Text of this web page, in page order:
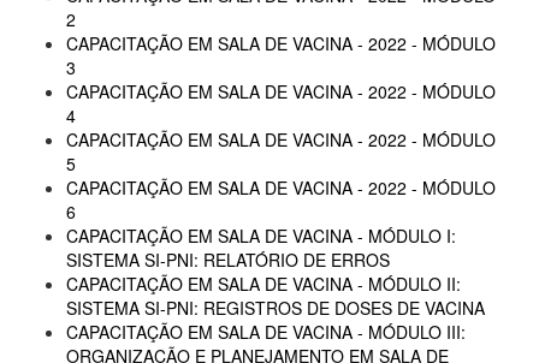
2
CAPACITAÇÃO EM SALA DE VACINA - 2022 - MÓDULO
3
CAPACITAÇÃO EM SALA DE VACINA - 2022 - MÓDULO
4
CAPACITAÇÃO EM SALA DE VACINA - 2022 - MÓDULO
5
CAPACITAÇÃO EM SALA DE VACINA - 2022 - MÓDULO
6
CAPACITAÇÃO EM SALA DE VACINA - MÓDULO I:
SISTEMA SI-PNI: RELATÓRIO DE ERROS
CAPACITAÇÃO EM SALA DE VACINA - MÓDULO II:
SISTEMA SI-PNI: REGISTROS DE DOSES DE VACINA
CAPACITAÇÃO EM SALA DE VACINA - MÓDULO III:
ORGANIZAÇÃO E PLANEJAMENTO EM SALA DE